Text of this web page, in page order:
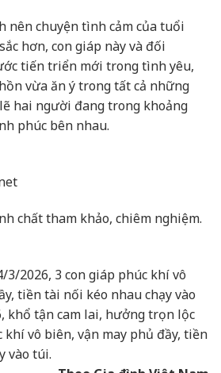
nên chuyện tình cảm của tuổi
hơn, con giáp này và đối
tiến triển mới trong tình yêu,
vừa ăn ý trong tất cả những
hai người đang trong khoảng
phúc bên nhau.
chất tham khảo, chiêm nghiệm.
2026, 3 con giáp phúc khí vô
tiền tài nối kéo nhau chạy vào
khổ tận cam lai, hưởng trọn lộc
khí vô biên, vận may phủ đầy, tiền
vào túi.